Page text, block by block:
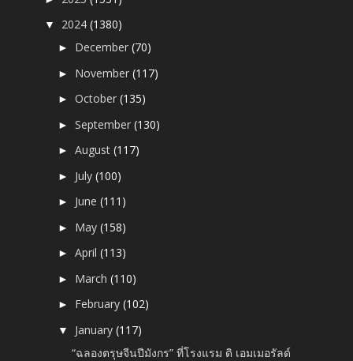
▼ 2024(1380)
► December(70)
► November(117)
►October(135)
►September(130)
►August(117)
► July(100)
► June(111)
► May(158)
►April(113)
► March(110)
► February(102)
▼ January(117)
“ฉลองตรุษจีนปีมังกร” ที่โรงแรม ดิ เอมเมอรัลด์